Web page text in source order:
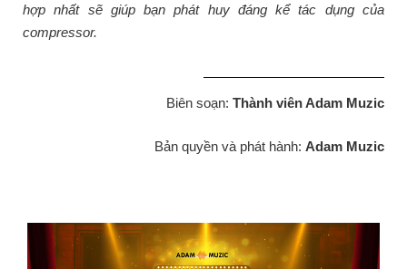
hợp nhất sẽ giúp bạn phát huy đáng kể tác dụng của
compressor.
Biên soạn: Thành viên Adam Muzic
Bản quyền và phát hành: Adam Muzic